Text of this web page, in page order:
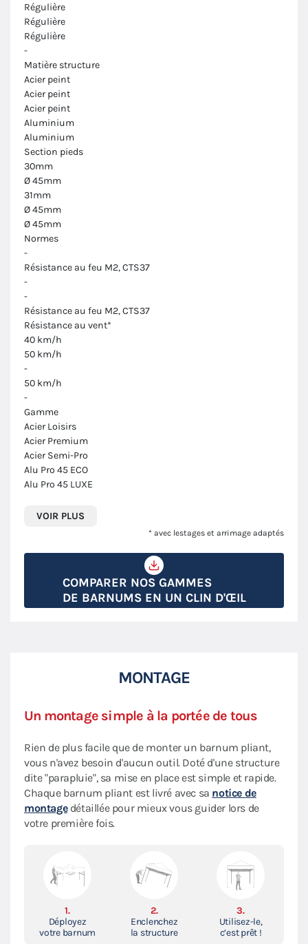
Régulière
Régulière
Régulière
-
Matière structure
Acier peint
Acier peint
Acier peint
Aluminium
Aluminium
Section pieds
30mm
Ø 45mm
31mm
Ø 45mm
Ø 45mm
Normes
-
Résistance au feu M2, CTS37
-
-
Résistance au feu M2, CTS37
Résistance au vent*
40 km/h
50 km/h
-
50 km/h
-
Gamme
Acier Loisirs
Acier Premium
Acier Semi-Pro
Alu Pro 45 ECO
Alu Pro 45 LUXE
VOIR PLUS
* avec lestages et arrimage adaptés
COMPARER NOS GAMMES
DE BARNUMS EN UN CLIN D'ŒIL
MONTAGE
Un montage simple à la portée de tous
Rien de plus facile que de monter un barnum pliant,
vous n'avez besoin d'aucun outil. Doté d'une structure
dite "parapluie", sa mise en place est simple et rapide.
Chaque barnum pliant est livré avec sa notice de
montagedétaillée pour mieux vous guider lors de
votre première fois.
1.
Déployez
votre barnum
2.
Enclenchez
la structure
3.
Utilisez-le,
c’est prêt !